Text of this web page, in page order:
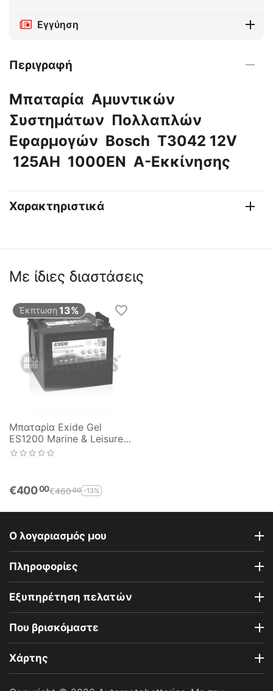
Εγγύηση
Περιγραφή
Μπαταρία Αμυντικών
Συστημάτων Πολλαπλών
Εφαρμογών Bosch T3042 12V
125AH 1000EN Α-Εκκίνησης
Χαρακτηριστικά
Με ίδιες διαστάσεις
Έκπτωση 13%
Μπαταρία Exide Gel
ES1200 Marine & Leisure
Wh1200 12V Capacity
€40000€46000 -13%
Ο λογαριασμός μου
Πληροφορίες
Εξυπηρέτηση πελατών
Που βρισκόμαστε
Χάρτης